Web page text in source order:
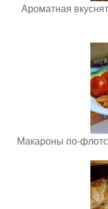
Ароматная
Макароны по-